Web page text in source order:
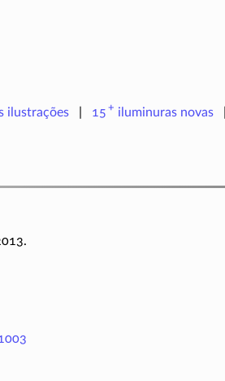
ilustrações 15 + iluminurasnovas